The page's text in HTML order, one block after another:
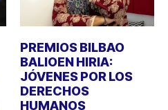
PREMIOS BILBAO
BALIOEN HIRIA:
JÓVENES POR LOS
DERECHOS
HUMANOS